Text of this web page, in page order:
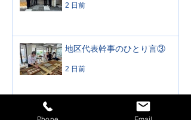
2 日前
地区代表幹事のひとり言③
2 日前
公式訪問 高知西ロータリー